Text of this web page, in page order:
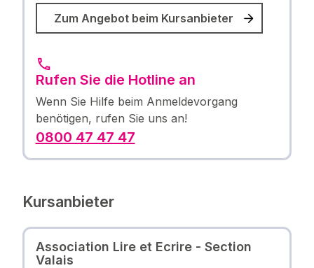
Zum Angebot beim Kursanbieter
Rufen Sie die Hotline an
Wenn Sie Hilfe beim Anmeldevorgang
benötigen, rufen Sie uns an!
0800 47 47 47
Kursanbieter
Association Lire et Ecrire - Section
Valais